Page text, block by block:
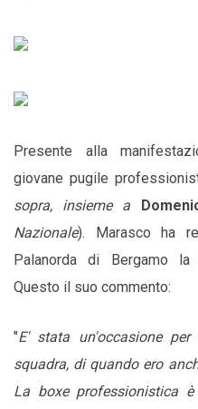
Presente alla
giovane pugile
sopra, insieme a
Nazionale). Marasco ha
Palanorda di Bergamo la
Questo il suo commento:
"E' stata un'occasione
squadra, di quando ero
La boxe professionistica